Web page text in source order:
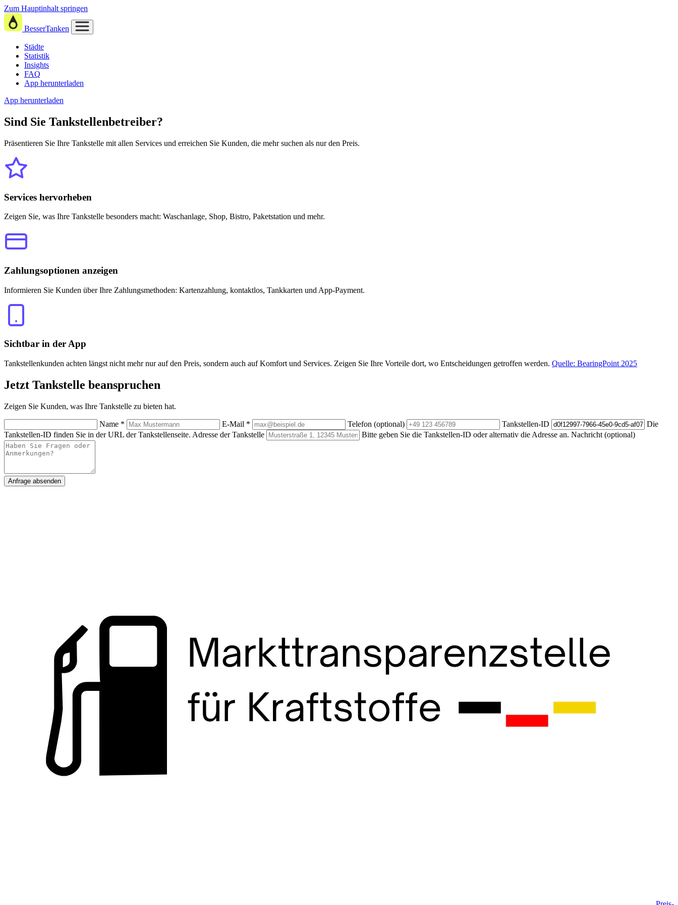
Zum Hauptinhalt springen
BesserTanken
Städte
Statistik
Insights
FAQ
App herunterladen
App herunterladen
Sind Sie Tankstellenbetreiber?
Präsentieren Sie Ihre Tankstelle mit allen Services und erreichen Sie Kunden, die mehr suchen als nur den Preis.
Services hervorheben
Zeigen Sie, was Ihre Tankstelle besonders macht: Waschanlage, Shop, Bistro, Paketstation und mehr.
Zahlungsoptionen anzeigen
Informieren Sie Kunden über Ihre Zahlungsmethoden: Kartenzahlung, kontaktlos, Tankkarten und App-Payment.
Sichtbar in der App
Tankstellenkunden achten längst nicht mehr nur auf den Preis, sondern auch auf Komfort und Services. Zeigen Sie Ihre Vorteile dort, wo Entscheidungen getroffen werden. Quelle: BearingPoint 2025
Jetzt Tankstelle beanspruchen
Zeigen Sie Kunden, was Ihre Tankstelle zu bieten hat.
Name * E-Mail * Telefon (optional) Tankstellen-ID
Die
Tankstellen-ID finden Sie in der URL der Tankstellenseite. Adresse der Tankstelle Bitte geben Sie die Tankstellen-ID oder alternativ die Adresse an. Nachricht (optional)
Anfrage absenden